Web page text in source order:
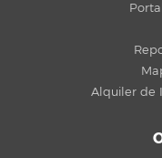
Alquiler de